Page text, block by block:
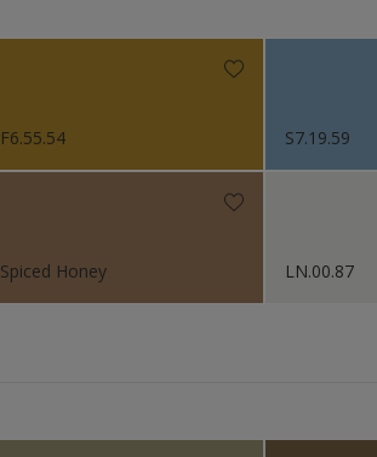
F6.55.54 S7.19.59
Spiced Honey LN.00.87